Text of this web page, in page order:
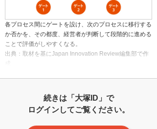
各プロセス間にゲートを設け、次のプロセスに移行する
か否かを、その都度、経営者が判断して段階的に進める
ことで評価がしやすくなる。
出典：取材を基にJapan Innovation Review編集部で作
続きは「大塚ID」で
ログインしてご覧ください。